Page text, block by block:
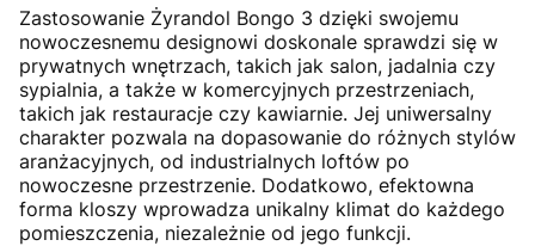
Zastosowanie Żyrandol Bongo 3 dzięki swojemu
nowoczesnemu designowi doskonale sprawdzi się w
prywatnych wnętrzach, takich jak salon, jadalnia czy
sypialnia, a także w komercyjnych przestrzeniach,
takich jak restauracje czy kawiarnie. Jej uniwersalny
charakter pozwala na dopasowanie do różnych stylów
aranżacyjnych, od industrialnych loftów po
nowoczesne przestrzenie. Dodatkowo, efektowna
forma kloszy wprowadza unikalny klimat do każdego
pomieszczenia, niezależnie od jego funkcji.